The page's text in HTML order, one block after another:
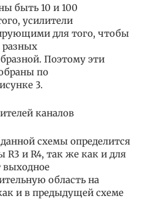
быть 10 и 100
усилители
для того, чтобы
разных
Поэтому эти
по
3.
каналов
схемы определится
R3 и R4, так же как и для
область на
и в предыдущей схеме